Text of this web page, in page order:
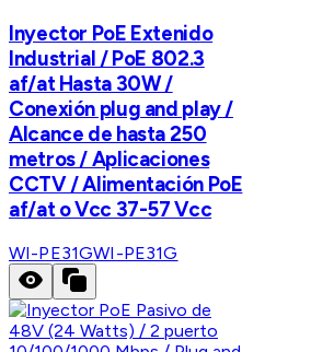
Inyector PoE Extenido
Industrial / PoE 802.3
af/at Hasta 30W /
Conexión plug and play /
Alcance de hasta 250
metros / Aplicaciones
CCTV / Alimentación PoE
af/at o Vcc 37-57 Vcc
WI-PE31GWI-PE31G